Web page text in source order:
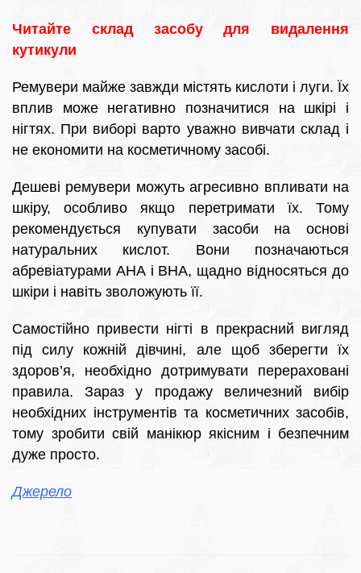
Читайте склад засобу для видалення
кутикули
Ремувери майже завжди містять кислоти і луги. Їх
вплив може негативно позначитися на шкірі і
нігтях. При виборі варто уважно вивчати склад і
не економити на косметичному засобі.
Дешеві ремувери можуть агресивно впливати на
шкіру, особливо якщо перетримати їх. Тому
рекомендується купувати засоби на основі
натуральних кислот. Вони позначаються
абревіатурами АНА і ВНА, щадно відносяться до
шкіри і навіть зволожують її.
Самостійно привести нігті в прекрасний вигляд
під силу кожній дівчині, але щоб зберегти їх
здоров’я, необхідно дотримувати перераховані
правила. Зараз у продажу величезний вибір
необхідних інструментів та косметичних засобів,
тому зробити свій манікюр якісним і безпечним
дуже просто.
Джерело